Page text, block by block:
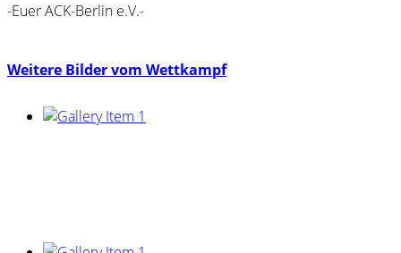
-Euer ACK-Berlin e.V.-
Weitere Bilder vom Wettkampf